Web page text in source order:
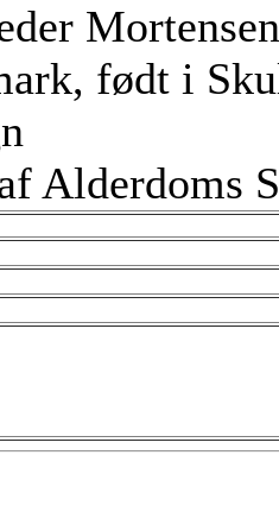
født i
Alderdoms